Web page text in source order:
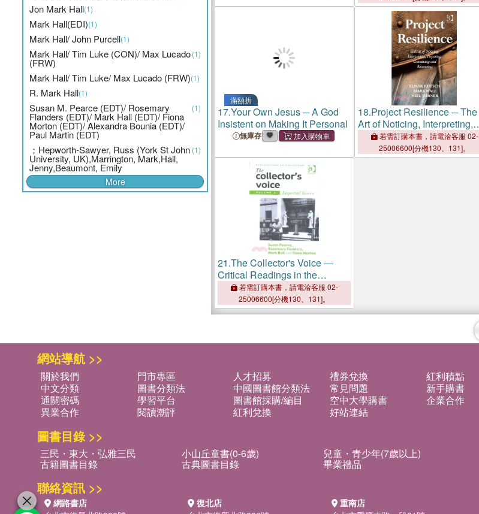
Jon Mark Hall(1)
Mark Hall(EDI)(1)
Mark Hall/ John Purcell(1)
Mark Hall/ Tim Luke (CON)/ Max Lucado
(FRW)
(1)
Mark Hall/ Tim Luke/ Max Lucado (FRW)(1)
R. Mark Hall(1)
Susan M. Pearce (EDT)/ Rosemary
Flanders (EDT)/ Mark Hall (EDT)/ Fiona
Morton (EDT)/ Alexandra Bounia (EDT)/
Paul Martin (EDT)
(1)
；Hepworth-Sawyer, Russ (York St John
University, UK),Marrington, Mark,Hall,
Jenny,Beaumont, Emily
(1)
More
滿額折
17.Your Own Jesus ─ A God
Insistent on Making It Personal
無庫存
18.Project Resilience ─ The
Art of Noticing, Interpreting,
Preparing, Containing and
Recovering
若需訂購本書，請電洽客服 02-
25006600[分機130、131]。
21.The Collector's Voice ―
Critical Readings in the
Practice of Collecting : Imperial
Voices
若需訂購本書，請電洽客服 02-
25006600[分機130、131]。
網站導航 >>
關於我們 門市專區 人才招募 禮券兌換
紅利積點
中文分類
圖書分類法 中國圖書館分類法 常見問題
新手購書
通關密碼
學習平台 圖書館採購/編目 空中大學購書
企業合作
異業合作
閱讀潮評 紅利兌換 好站連結
圖書目錄 >>
三民・東大・弘雅三民 小山丘童書(0-6歲) 兒童・青少年(7歲以上)
古籍圖書目錄 古典圖書目錄 畢業禮品
聯絡資訊 >>
網路書店
復北店
重南店